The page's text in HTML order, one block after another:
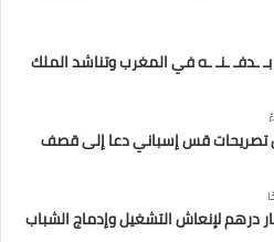
ـدفـ ـنـ ـه في المغرب وتناشد الملك
تصريحات قس إسباني دعا إلى قصف